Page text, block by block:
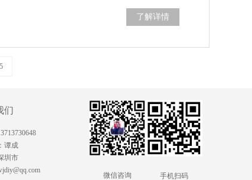
了解详情
5
们
谭成
圳市
微信咨询 手机扫码